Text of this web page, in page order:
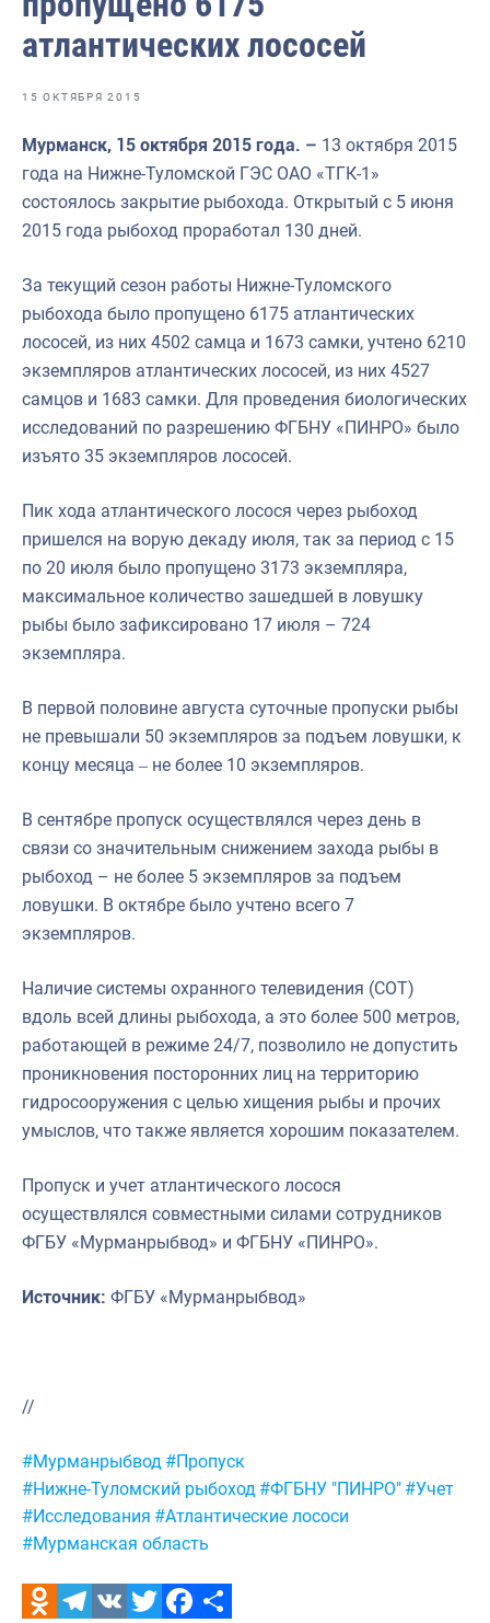
Отраслевые СМИ
Выставки и конференции
Научно-практическая литература
Рыбоохрана России
Отрасль в цифрах
Инфографика
Укрепление духовно-нравственных ценностей
События в России и мире
атлантических лососей
15 ОКТЯБРЯ 2015
Мурманск, 15 октября 2015 года. – 13 октября 2015
года на Нижне-Туломской ГЭС ОАО «ТГК-1»
состоялось закрытие рыбохода. Открытый с 5 июня
2015 года рыбоход проработал 130 дней.
За текущий сезон работы Нижне-Туломского
рыбохода было пропущено 6175 атлантических
лососей, из них 4502 самца и 1673 самки, учтено 6210
экземпляров атлантических лососей, из них 4527
самцов и 1683 самки. Для проведения биологических
исследований по разрешению ФГБНУ «ПИНРО» было
изъято 35 экземпляров лососей.
Пик хода атлантического лосося через рыбоход
пришелся на ворую декаду июля, так за период с 15
по 20 июля было пропущено 3173 экземпляра,
максимальное количество зашедшей в ловушку
рыбы было зафиксировано 17 июля – 724
экземпляра.
В первой половине августа суточные пропуски рыбы
не превышали 50 экземпляров за подъем ловушки, к
концу месяца – не более 10 экземпляров.
В сентябре пропуск осуществлялся через день в
связи со значительным снижением захода рыбы в
рыбоход – не более 5 экземпляров за подъем
ловушки. В октябре было учтено всего 7
экземпляров.
Наличие системы охранного телевидения (СОТ)
вдоль всей длины рыбохода, а это более 500 метров,
работающей в режиме 24/7, позволило не допустить
проникновения посторонних лиц на территорию
гидросооружения с целью хищения рыбы и прочих
умыслов, что также является хорошим показателем.
Пропуск и учет атлантического лосося
осуществлялся совместными силами сотрудников
ФГБУ «Мурманрыбвод» и ФГБНУ «ПИНРО».
Источник: ФГБУ «Мурманрыбвод»
//
Метки:
#Мурманрыбвод #Пропуск
#Нижне-Туломский рыбоход #ФГБНУ "ПИНРО" #Учет
#Исследования #Атлантические лососи
#Мурманская область